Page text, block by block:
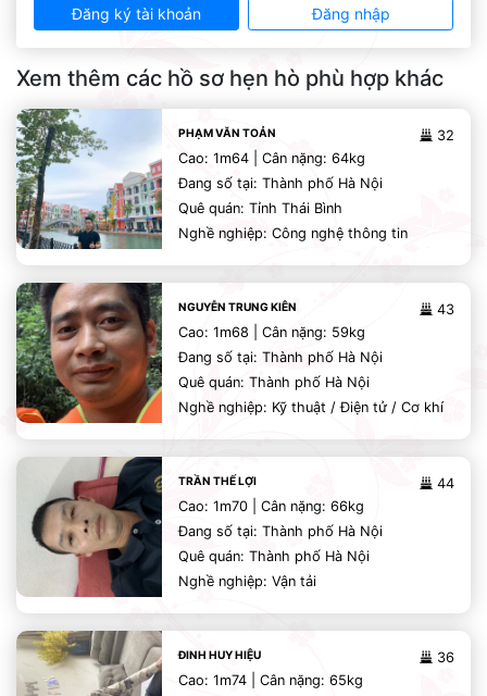
Đăng ký tài khoản Đăng nhập
Xem thêm các hồ sơ hẹn hò phù hợp khác
32
PHẠM VĂN TOẢN
Cao: 1m64 | Cân nặng: 64kg
Đang số tại: Thành phố Hà Nội
Quê quán: Tỉnh Thái Bình
Nghề nghiệp: Công nghệ thông tin
43
NGUYỄN TRUNG KIÊN
Cao: 1m68 | Cân nặng: 59kg
Đang số tại: Thành phố Hà Nội
Quê quán: Thành phố Hà Nội
Nghề nghiệp: Kỹ thuật / Điện tử / Cơ khí
44
TRẦN THẾ LỢI
Cao: 1m70 | Cân nặng: 66kg
Đang số tại: Thành phố Hà Nội
Quê quán: Thành phố Hà Nội
Nghề nghiệp: Vận tải
36
ĐINH HUY HIỆU
Cao: 1m74 | Cân nặng: 65kg